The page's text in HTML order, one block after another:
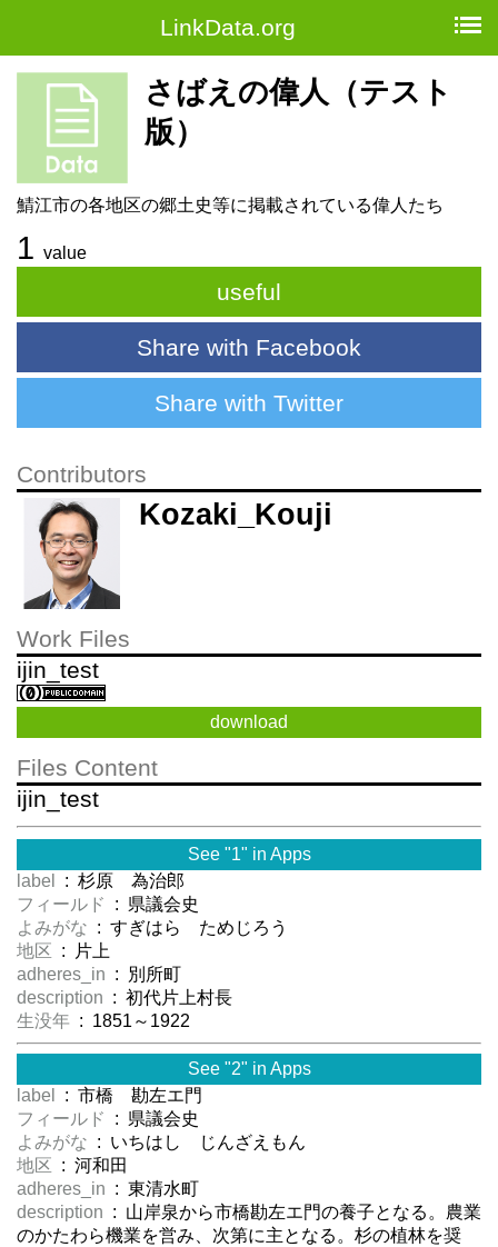
LinkData.org
さばえの偉人（テスト
版）
鯖江市の各地区の郷土史等に掲載されている偉人たち
1 value
useful
Share with Facebook
Share with Twitter
Contributors
Kozaki_Kouji
Work Files
ijin_test
download
Files Content
ijin_test
See "1" in Apps
label
: 杉原 為治郎
フィールド
: 県議会史
よみがな : すぎはら ためじろう
地区 : 片上
adheres_in : 別所町
description : 初代片上村長
生没年 : 1851～1922
See "2" in Apps
label
: 市橋 勘左エ門
フィールド
: 県議会史
よみがな : いちはし じんざえもん
地区 : 河和田
adheres_in : 東清水町
description : 山岸泉から市橋勘左エ門の養子となる。農業
のかたわら機業を営み、次第に主となる。杉の植林を奨